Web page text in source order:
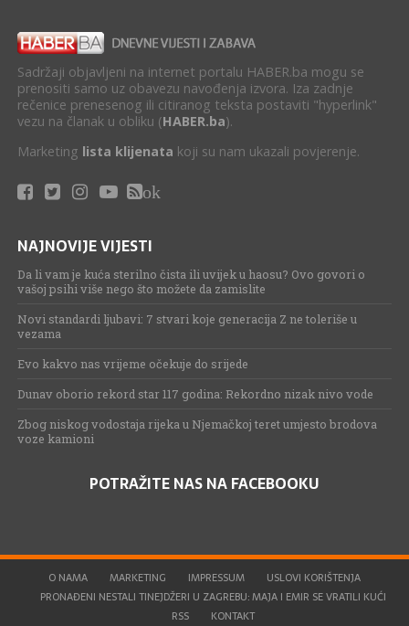
Sadržaji objavljeni na internet portalu HABER.ba mogu se
prenositi samo uz obavezu navođenja izvora. Iza zadnje
rečenice prenesenog ili citiranog teksta postaviti "hyperlink"
vezu na članak u obliku (HABER.ba).
Marketing lista klijenata koji su nam ukazali povjerenje.
ok
NAJNOVIJE VIJESTI
Da li vam je kuća sterilno čista ili uvijek u haosu? Ovo govori o
vašoj psihi više nego što možete da zamislite
Novi standardi ljubavi: 7 stvari koje generacija Z ne toleriše u
vezama
Evo kakvo nas vrijeme očekuje do srijede
Dunav oborio rekord star 117 godina: Rekordno nizak nivo vode
Zbog niskog vodostaja rijeka u Njemačkoj teret umjesto brodova
voze kamioni
POTRAŽITE NAS NA FACEBOOKU
O NAMA MARKETING IMPRESSUM
USLOVI KORIŠTENJA
PRONAĐENI NESTALI TINEJDŽERI U ZAGREBU: MAJA I EMIR SE VRATILI KUĆI
RSS
KONTAKT